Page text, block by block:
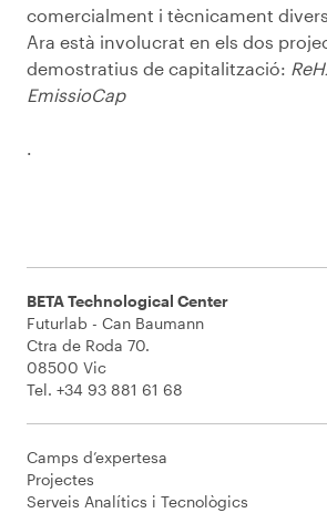
comercialment i tècnicament
Ara està involucrat en els dos
demostratius de capitalització:
EmissioCap
.
BETA Technological Center
Futurlab - Can Baumann
Ctra de Roda 70.
08500 Vic
Tel. +34 93 881 61 68
Camps d’expertesa
Projectes
Serveis Analítics i Tecnològics